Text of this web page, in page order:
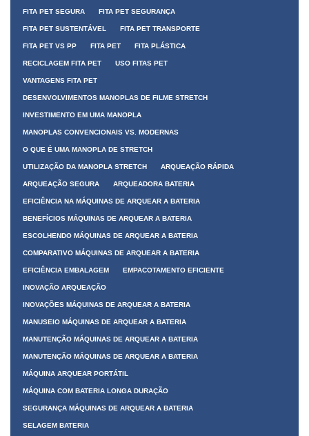
FITA PET SEGURA FITA PET SEGURANÇA
FITA PET SUSTENTÁVEL FITA PET TRANSPORTE
FITA PET VS PP FITA PET FITA PLÁSTICA
RECICLAGEM FITA PET USO FITAS PET
VANTAGENS FITA PET
DESENVOLVIMENTOS MANOPLAS DE FILME STRETCH
INVESTIMENTO EM UMA MANOPLA
MANOPLAS CONVENCIONAIS VS. MODERNAS
O QUE É UMA MANOPLA DE STRETCH
UTILIZAÇÃO DA MANOPLA STRETCH ARQUEAÇÃO RÁPIDA
ARQUEAÇÃO SEGURA ARQUEADORA BATERIA
EFICIÊNCIA NA MÁQUINAS DE ARQUEAR A BATERIA
BENEFÍCIOS MÁQUINAS DE ARQUEAR A BATERIA
ESCOLHENDO MÁQUINAS DE ARQUEAR A BATERIA
COMPARATIVO MÁQUINAS DE ARQUEAR A BATERIA
EFICIÊNCIA EMBALAGEM EMPACOTAMENTO EFICIENTE
INOVAÇÃO ARQUEAÇÃO
INOVAÇÕES MÁQUINAS DE ARQUEAR A BATERIA
MANUSEIO MÁQUINAS DE ARQUEAR A BATERIA
MANUTENÇÃO MÁQUINAS DE ARQUEAR A BATERIA
MANUTENÇÃO MÁQUINAS DE ARQUEAR A BATERIA
MÁQUINA ARQUEAR PORTÁTIL
MÁQUINA COM BATERIA LONGA DURAÇÃO
SEGURANÇA MÁQUINAS DE ARQUEAR A BATERIA
SELAGEM BATERIA